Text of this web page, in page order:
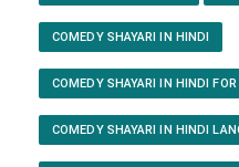
COMEDY SHAYARI IN HINDI
COMEDY SHAYARI IN HINDI
COMEDY SHAYARI IN HINDI